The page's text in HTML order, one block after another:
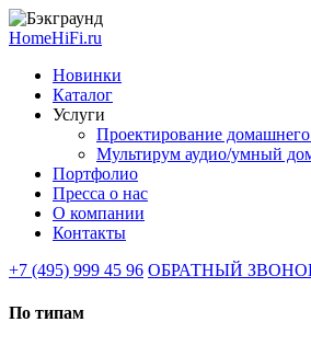
HomeHiFi.ru
Новинки
Каталог
Услуги
Проектирование домашнего
Мультирум аудио/умный
Портфолио
Пресса о нас
О компании
Контакты
+7 (495) 999 45 96 ОБРАТНЫЙ
По типам